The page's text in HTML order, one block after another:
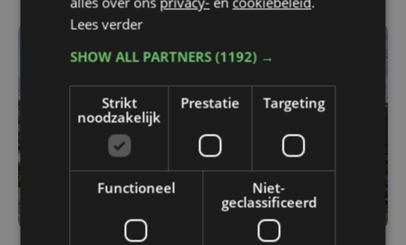
Lees verder
SHOW ALL PARTNERS(1192) →
Strikt
noodzakelijk
Prestatie Targeting
Functioneel
Niet-
geclassificeerd